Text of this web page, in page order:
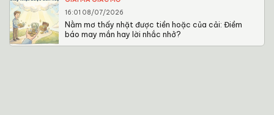
16:01 08/07/2026
Nằm mơ thấy nhặt được tiền hoặc của cải: Điềm
báo may mắn hay lời nhắc nhở?